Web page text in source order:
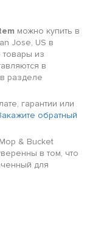
можно купить в
Jose, US в
из
в
разделе
гарантии или
обратный
& Bucket
в том, что
для